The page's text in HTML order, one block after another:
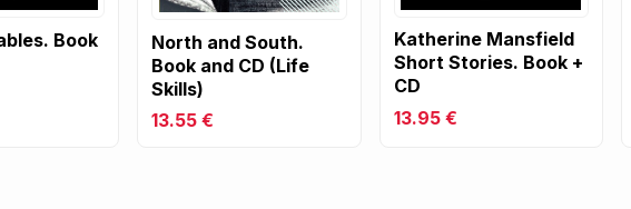
Book
North and South.
Book and CD (Life
Skills)
13.55 €
Katherine Mansfield
Short Stories. Book +
CD
13.95 €